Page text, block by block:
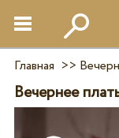
Главная >>
Вечернее